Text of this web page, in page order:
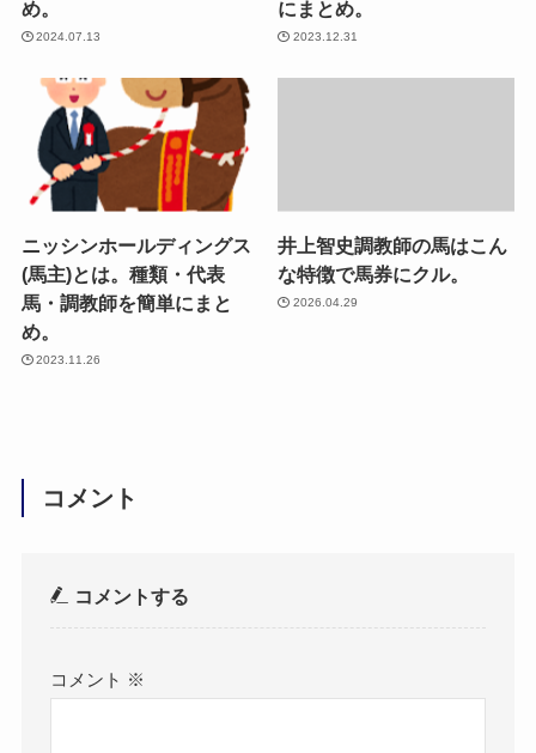
め。
2024.07.13
にまとめ。
2023.12.31
ニッシンホールディングス
(馬主)とは。種類・代表
馬・調教師を簡単にまと
め。
2023.11.26
井上智史調教師の馬はこん
な特徴で馬券にクル。
2026.04.29
コメント
コメントする
コメント ※